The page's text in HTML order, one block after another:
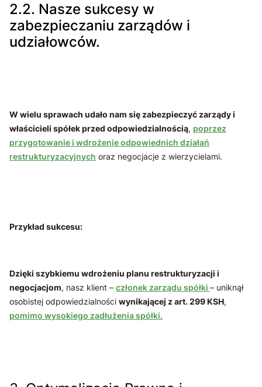
2.2. Nasze sukcesy w
zabezpieczaniu zarządów i
udziałowców.
W wielu sprawach udało nam się zabezpieczyć zarządy i
właścicieli spółek przed odpowiedzialnością, poprzez
przygotowanie i wdrożenie odpowiednich działań
restrukturyzacyjnych oraz negocjacje z wierzycielami.
Przykład sukcesu:
Dzięki szybkiemu wdrożeniu planu restrukturyzacji i
negocjacjom, nasz klient – członek zarządu spółki – uniknął
osobistej odpowiedzialności wynikającej z art. 299 KSH,
pomimo wysokiego zadłużenia spółki.